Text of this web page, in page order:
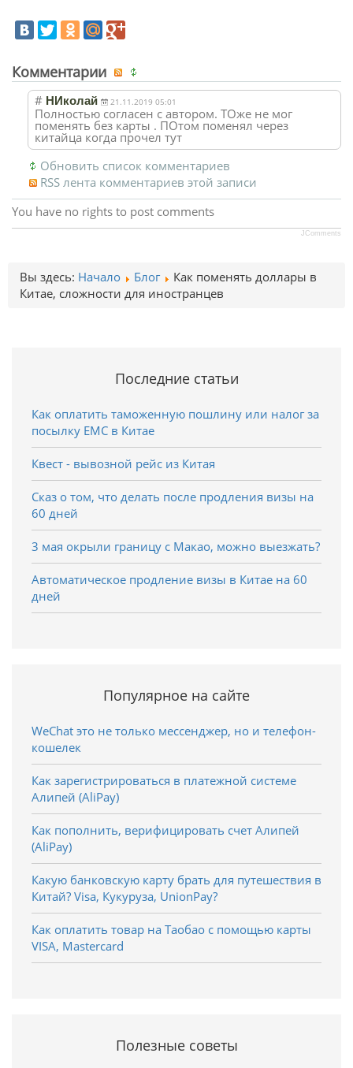
Комментарии
# НИколай 21.11.2019 05:01
Полностью согласен с автором. ТОже не мог
поменять без карты . ПОтом поменял через
китайца когда прочел тут
Обновить список комментариев
RSS лента комментариев этой записи
You have no rights to post comments
JComments
Вы здесь: Начало Блог
Как поменять доллары в
Китае, сложности для иностранцев
Последние статьи
Как оплатить таможенную пошлину или налог за
посылку EMC в Китае
Квест - вывозной рейс из Китая
Сказ о том, что делать после продления визы на
60 дней
3 мая окрыли границу с Макао, можно выезжать?
Автоматическое продление визы в Китае на 60
дней
Популярное на сайте
WeChat это не только мессенджер, но и телефон-
кошелек
Как зарегистрироваться в платежной системе
Алипей (AliPay)
Как пополнить, верифицировать счет Алипей
(AliPay)
Какую банковскую карту брать для путешествия в
Китай? Visa, Кукуруза, UnionPay?
Как оплатить товар на Таобао с помощью карты
VISA, Mastercard
Полезные советы